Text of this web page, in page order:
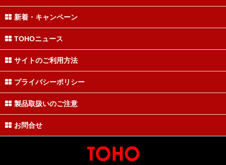
新着・キャンペーン
TOHOニュース
サイトのご利用方法
プライバシーポリシー
製品取扱いのご注意
お問合せ